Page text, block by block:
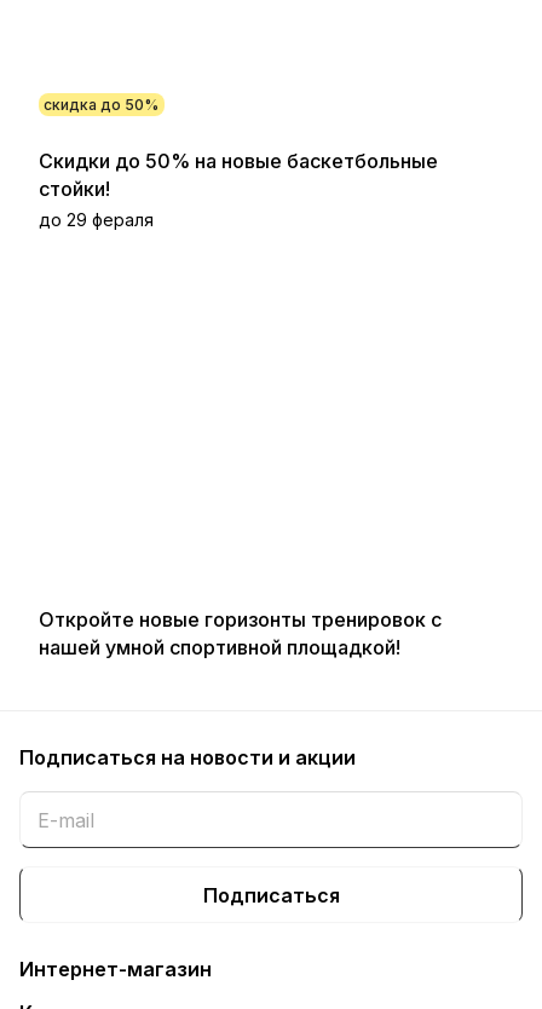
скидка до 50%
Скидки до 50% на новые баскетбольные
стойки!
до 29 фераля
Откройте новые горизонты тренировок с
нашей умной спортивной площадкой!
Подписаться на новости и акции
Подписаться
Интернет-магазин